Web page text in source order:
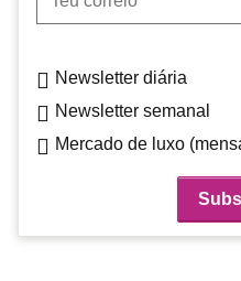
Newsletter diária
Newsletter semanal
Mercado de luxo